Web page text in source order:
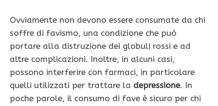
Ovviamente non devono essere consumate da chi
soffre di favismo, una condizione che può
portare alla distruzione dei globuli rossi e ad
altre complicazioni. Inoltre, in alcuni casi,
possono interferire con farmaci, in particolare
quelli utilizzati per trattare la depressione. In
poche parole, il consumo di fave è sicuro per chi